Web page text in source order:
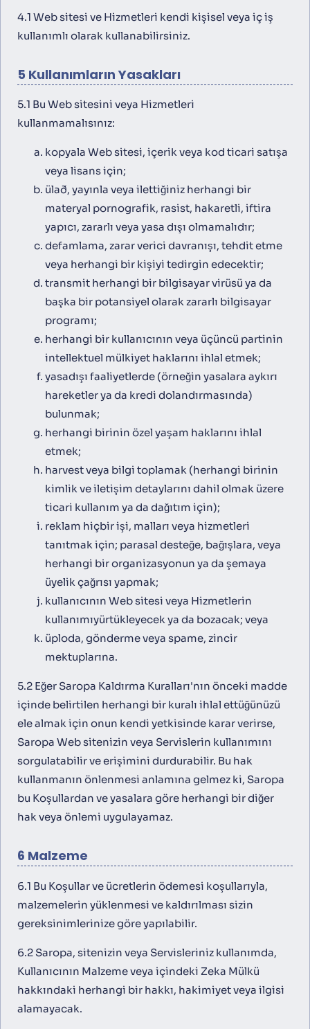
4.1 Web sitesi ve Hizmetleri kendi kişisel veya iç iş
kullanımlı olarak kullanabilirsiniz.
5 Kullanımların Yasakları
5.1 Bu Web sitesini veya Hizmetleri
kullanmamalısınız:
kopyala Web sitesi, içerik veya kod ticari satışa
veya lisans için;
ülað, yayınla veya ilettiğiniz herhangi bir
materyal pornografik, rasist, hakaretli, iftira
yapıcı, zararlı veya yasa dışı olmamalıdır;
defamlama, zarar verici davranışı, tehdit etme
veya herhangi bir kişiyi tedirgin edecektir;
transmit herhangi bir bilgisayar virüsü ya da
başka bir potansiyel olarak zararlı bilgisayar
programı;
herhangi bir kullanıcının veya üçüncü partinin
intellektuel mülkiyet haklarını ihlal etmek;
yasadışı faaliyetlerde (örneğin yasalara aykırı
hareketler ya da kredi dolandırmasında)
bulunmak;
herhangi birinin özel yaşam haklarını ihlal
etmek;
harvest veya bilgi toplamak (herhangi birinin
kimlik ve iletişim detaylarını dahil olmak üzere
ticari kullanım ya da dağıtım için);
reklam hiçbir işi, malları veya hizmetleri
tanıtmak için; parasal desteğe, bağışlara, veya
herhangi bir organizasyonun ya da şemaya
üyelik çağrısı yapmak;
kullanıcının Web sitesi veya Hizmetlerin
kullanımıyürtükleyecek ya da bozacak; veya
üploda, gönderme veya spame, zincir
mektuplarına.
5.2 Eğer Saropa Kaldırma Kuralları'nın önceki madde
içinde belirtilen herhangi bir kuralı ihlal ettüğünüzü
ele almak için onun kendi yetkisinde karar verirse,
Saropa Web sitenizin veya Servislerin kullanımını
sorgulatabilir ve erişimini durdurabilir. Bu hak
kullanmanın önlenmesi anlamına gelmez ki, Saropa
bu Koşullardan ve yasalara göre herhangi bir diğer
hak veya önlemi uygulayamaz.
6 Malzeme
6.1 Bu Koşullar ve ücretlerin ödemesi koşullarıyla,
malzemelerin yüklenmesi ve kaldırılması sizin
gereksinimlerinize göre yapılabilir.
6.2 Saropa, sitenizin veya Servisleriniz kullanımda,
Kullanıcının Malzeme veya içindeki Zeka Mülkü
hakkındaki herhangi bir hakkı, hakimiyet veya ilgisi
alamayacak.